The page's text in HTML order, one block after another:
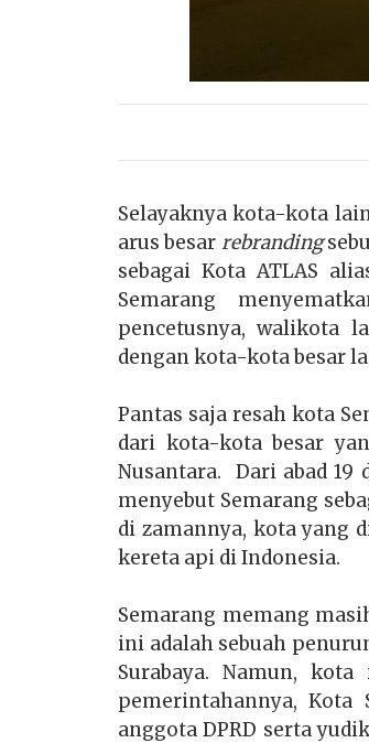
Selayaknya kota-kota
arus besar rebranding
sebagai Kota ATLAS
Semarang
pencetusnya, walikota
dengan kota-kota besar
Pantas saja resah kota
dari kota-kota besar
Nusantara. Dari abad 19
menyebut Semarang
di zamannya, kota yang
kereta api di Indonesia.
Semarang memang
ini adalah sebuah
Surabaya. Namun,
pemerintahannya, Kota
anggota DPRD serta